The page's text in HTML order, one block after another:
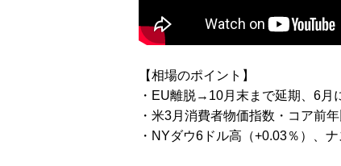
【相場のポイント】
・EU離脱→10月末まで延期、6月
・米3月消費者物価指数・コア前
・NYダウ6ドル高（+0.03％）、